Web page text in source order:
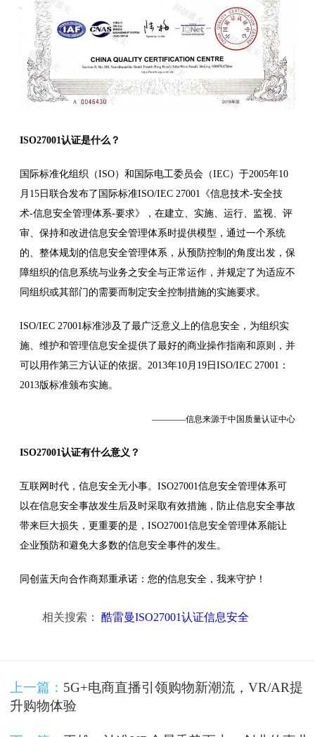
ISO27001认证是什么？
国际标准化组织（ISO）和国际电工委员会（IEC）于2005年10
月15日联合发布了国际标准ISO/IEC 27001《信息技术-安全技
术-信息安全管理体系-要求》，在建立、实施、运行、监视、评
审、保持和改进信息安全管理体系时提供模型，通过一个系统
的、整体规划的信息安全管理体系，从预防控制的角度出发，保
障组织的信息系统与业务之安全与正常运作，并规定了为适应不
同组织或其部门的需要而制定安全控制措施的实施要求。
ISO/IEC 27001标准涉及了最广泛意义上的信息安全，为组织实
施、维护和管理信息安全提供了最好的商业操作指南和原则，并
可以用作第三方认证的依据。2013年10月19日ISO/IEC 27001：
2013版标准颁布实施。
————信息来源于中国质量认证中心
ISO27001认证有什么意义？
互联网时代，信息安全无小事。ISO27001信息安全管理体系可
以在信息安全事故发生后及时采取有效措施，防止信息安全事故
带来巨大损失，更重要的是，ISO27001信息安全管理体系能让
企业预防和避免大多数的信息安全事件的发生。
同创蓝天向合作商郑重承诺：您的信息安全，我来守护！
相关搜索： 酷雷曼ISO27001认证信息安全
上一篇： 5G+电商直播引领购物新潮流，VR/AR提
升购物体验